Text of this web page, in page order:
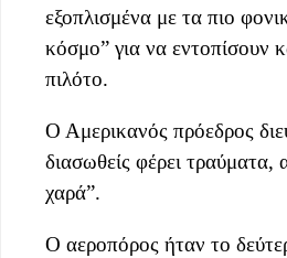
εξοπλισμένα με τα πιο
κόσμο” για να εντοπίσουν
πιλότο.
Ο Αμερικανός πρόεδρος
διασωθείς φέρει τραύματα,
χαρά”.
Ο αεροπόρος ήταν το